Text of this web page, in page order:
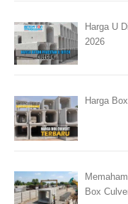
Harga U
2026
Harga
Box